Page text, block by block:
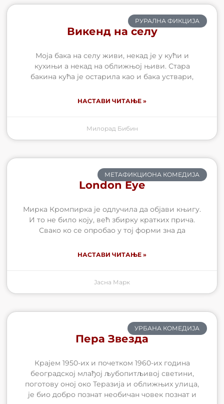
РУРАЛНА ФИКЦИЈА
Викенд на селу
Моја бака на селу живи, некад је у кући и
кухињи а некад на оближњој њиви. Стара
бакина кућа је остарила као и бака уствари,
НАСТАВИ ЧИТАЊЕ »
Милорад Бибин
МЕТАФИКЦИОНА КОМЕДИЈА
London Eye
Мирка Кромпирка је одлучила да објави књигу.
И то не било коју, већ збирку кратких прича.
Свако ко се опробао у тој форми зна да
НАСТАВИ ЧИТАЊЕ »
Јасна Марк
УРБАНА КОМЕДИЈА
Пера Звезда
Крајем 1950-их и почетком 1960-их година
београдској млађој љубопитљивој светини,
поготову оној око Теразија и оближњих улица,
је био добро познат необичан човек познат и